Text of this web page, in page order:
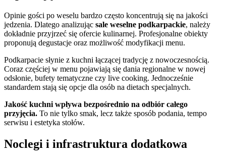
Opinie gości po weselu bardzo często koncentrują się na jakości
jedzenia. Dlatego analizując sale weselne podkarpackie, należy
dokładnie przyjrzeć się ofercie kulinarnej. Profesjonalne obiekty
proponują degustacje oraz możliwość modyfikacji menu.
Podkarpacie słynie z kuchni łączącej tradycję z nowoczesnością.
Coraz częściej w menu pojawiają się dania regionalne w nowej
odsłonie, bufety tematyczne czy live cooking. Jednocześnie
standardem stają się opcje dla osób na dietach specjalnych.
Jakość kuchni wpływa bezpośrednio na odbiór całego
przyjęcia. To nie tylko smak, lecz także sposób podania, tempo
serwisu i estetyka stołów.
Noclegi i infrastruktura dodatkowa